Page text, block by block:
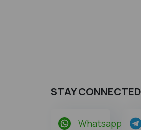
STAY CONNECTED
Whatsapp